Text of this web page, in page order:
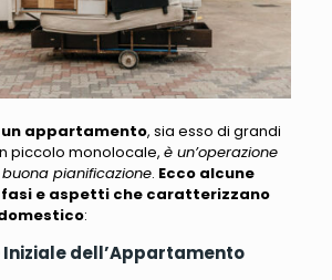
appartamento, sia esso di grandi
piccolo monolocale, è un’operazione
pianificazione. Ecco alcune
e aspetti che caratterizzano
:
Iniziale dell’Appartamento